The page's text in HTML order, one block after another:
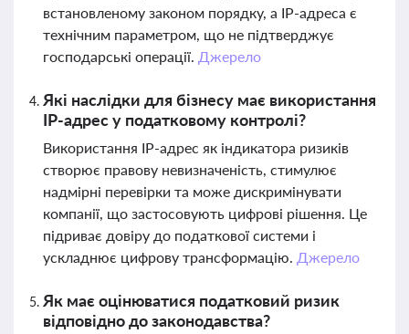
встановленому законом порядку, а IP-адреса є
технічним параметром, що не підтверджує
господарські операції. Джерело
Які наслідки для бізнесу має використання
IP-адрес у податковому контролі?
Використання IP-адрес як індикатора ризиків
створює правову невизначеність, стимулює
надмірні перевірки та може дискримінувати
компанії, що застосовують цифрові рішення. Це
підриває довіру до податкової системи і
ускладнює цифрову трансформацію. Джерело
Як має оцінюватися податковий ризик
відповідно до законодавства?